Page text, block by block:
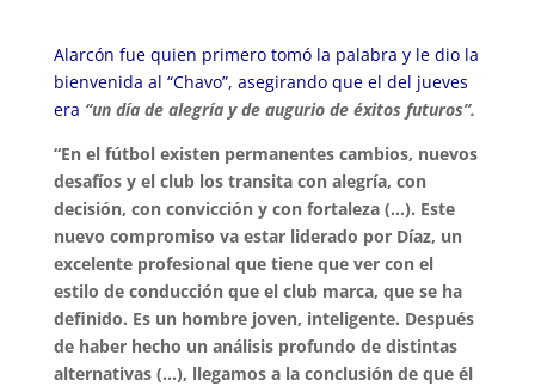
Alarcón fue quien primero tomó la palabra y le dio la
bienvenida al “Chavo”, asegirando que el del jueves
era “un día de alegría y de augurio de éxitos futuros”.
“En el fútbol existen permanentes cambios, nuevos
desafíos y el club los transita con alegría, con
decisión, con convicción y con fortaleza (…). Este
nuevo compromiso va estar liderado por Díaz, un
excelente profesional que tiene que ver con el
estilo de conducción que el club marca, que se ha
definido. Es un hombre joven, inteligente. Después
de haber hecho un análisis profundo de distintas
alternativas (…), llegamos a la conclusión de que él